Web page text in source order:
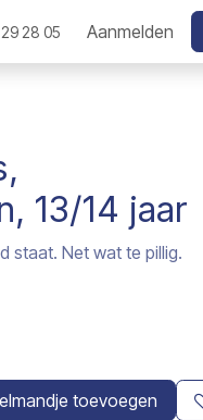
28 05 Aanmelden
13/14 jaar
staat. Net wat te pillig.
toevoegen